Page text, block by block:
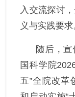
入交流探讨
义与实践要求
随后，宣
国科学院
五”全院改革